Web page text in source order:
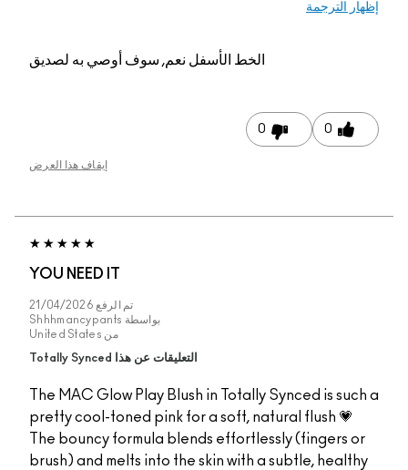
الترجمة
الخط الأسفلنعم, سوف أوصي به لصديق
0
0
إيقاف هذا العرض
YOU NEED IT
21/04/2026
Shhhmancypants
United States
التعليقات عن هذا Totally Synced
The MAC Glow Play Blush in Totally Synced is
pretty cool-toned pink for a soft, natural flush 💗
The bouncy formula blends effortlessly (fingers
brush) and melts into the skin with a subtle,